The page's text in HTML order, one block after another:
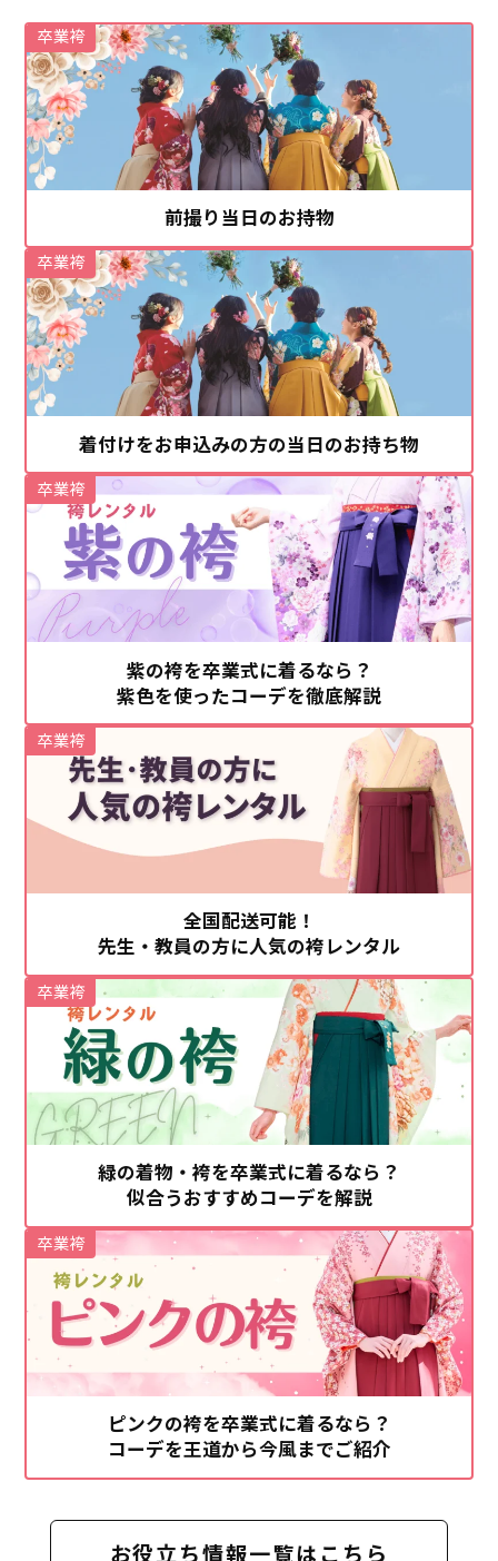
前撮り当日のお持物
卒業袴
着付けをお申込みの方の当日のお持ち物
卒業袴
紫の袴を卒業式に着るなら？
紫色を使ったコーデを徹底解説
卒業袴
全国配送可能！
先生・教員の方に人気の袴レンタル
卒業袴
緑の着物・袴を卒業式に着るなら？
似合うおすすめコーデを解説
卒業袴
ピンクの袴を卒業式に着るなら？
コーデを王道から今風までご紹介
卒業袴
お役立ち情報一覧はこちら